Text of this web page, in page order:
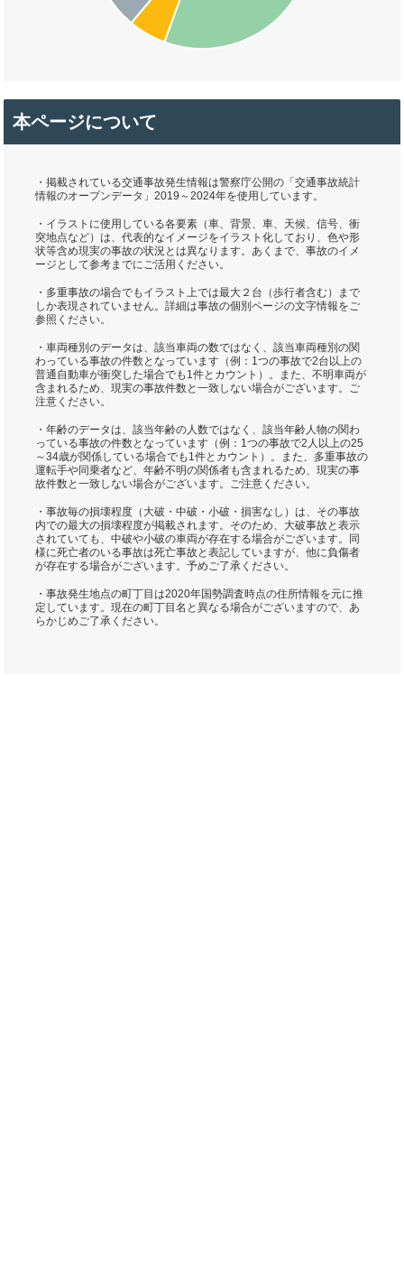
本ページについて
・掲載されている交通事故発生情報は警察庁公開の「交通事故統計
情報のオープンデータ」2019～2024年を使用しています。
・イラストに使用している各要素（車、背景、車、天候、信号、衝
突地点など）は、代表的なイメージをイラスト化しており、色や形
状等含め現実の事故の状況とは異なります。あくまで、事故のイメ
ージとして参考までにご活用ください。
・多重事故の場合でもイラスト上では最大２台（歩行者含む）まで
しか表現されていません。詳細は事故の個別ページの文字情報をご
参照ください。
・車両種別のデータは、該当車両の数ではなく、該当車両種別の関
わっている事故の件数となっています（例：1つの事故で2台以上の
普通自動車が衝突した場合でも1件とカウント）。また、不明車両が
含まれるため、現実の事故件数と一致しない場合がございます。ご
注意ください。
・年齢のデータは、該当年齢の人数ではなく、該当年齢人物の関わ
っている事故の件数となっています（例：1つの事故で2人以上の25
～34歳が関係している場合でも1件とカウント）。また、多重事故の
運転手や同乗者など、年齢不明の関係者も含まれるため、現実の事
故件数と一致しない場合がございます。ご注意ください。
・事故毎の損壊程度（大破・中破・小破・損害なし）は、その事故
内での最大の損壊程度が掲載されます。そのため、大破事故と表示
されていても、中破や小破の車両が存在する場合がございます。同
様に死亡者のいる事故は死亡事故と表記していますが、他に負傷者
が存在する場合がございます。予めご了承ください。
・事故発生地点の町丁目は2020年国勢調査時点の住所情報を元に推
定しています。現在の町丁目名と異なる場合がございますので、あ
らかじめご了承ください。